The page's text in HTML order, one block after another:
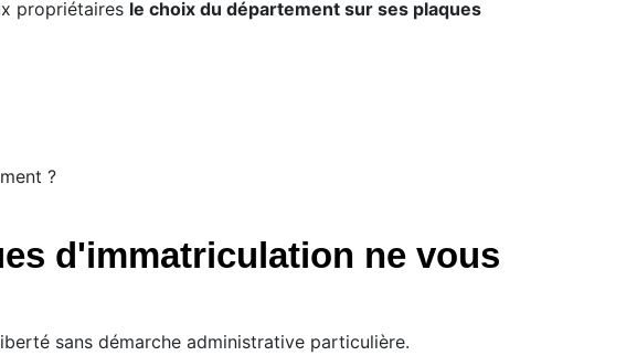
propriétaires le choix du département sur ses plaques
?
d'immatriculation ne vous
sans démarche administrative particulière.